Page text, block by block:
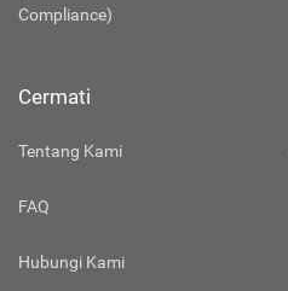
Compliance)
Cermati
Tentang Kami
FAQ
Hubungi Kami